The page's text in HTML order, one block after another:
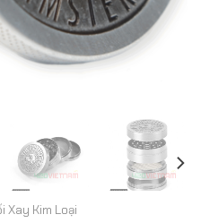
Xay Kim Loại